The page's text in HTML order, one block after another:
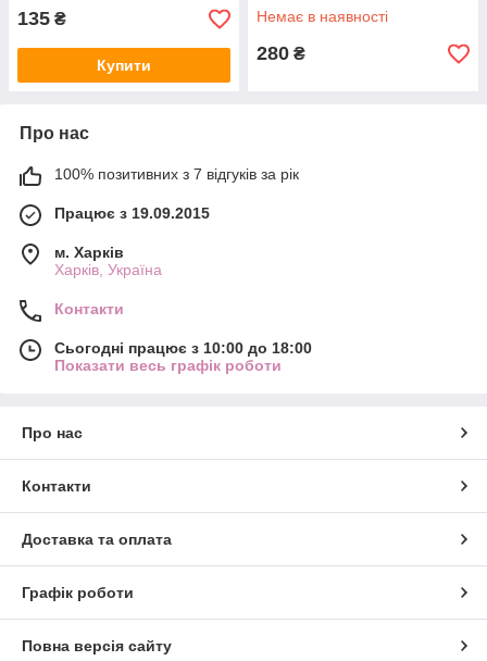
135 ₴
Купити
Немає в наявності
280 ₴
Про нас
100% позитивних з 7 відгуків за рік
Працює з 19.09.2015
м. Харків
Харків, Україна
Контакти
Сьогодні працює з 10:00 до 18:00
Показати весь графік роботи
Про нас
Контакти
Доставка та оплата
Графік роботи
Повна версія сайту